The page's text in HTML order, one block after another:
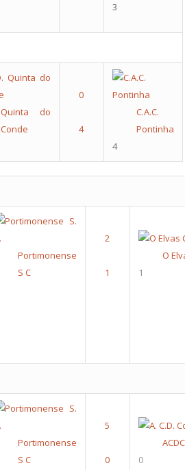
3
Quinta do
Conde
C.A.C.
Pontinha
4
Portimonense
S C
O
1
Portimonense
S C
0